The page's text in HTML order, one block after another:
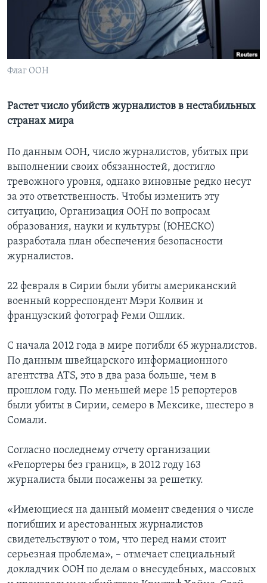
Learning English
СОЦИАЛЬНЫЕ СЕТИ
Языки
Флаг ООН
Растет число убийств журналистов в нестабильных
странах мира
По данным ООН, число журналистов, убитых при
выполнении своих обязанностей, достигло
тревожного уровня, однако виновные редко несут
за это ответственность. Чтобы изменить эту
ситуацию, Организация ООН по вопросам
образования, науки и культуры (ЮНЕСКО)
разработала план обеспечения безопасности
журналистов.
22 февраля в Сирии были убиты американский
военный корреспондент Мэри Колвин и
французский фотограф Реми Ошлик.
С начала 2012 года в мире погибли 65 журналистов.
По данным швейцарского информационного
агентства ATS, это в два раза больше, чем в
прошлом году. По меньшей мере 15 репортеров
были убиты в Сирии, семеро в Мексике, шестеро в
Сомали.
Согласно последнему отчету организации
«Репортеры без границ», в 2012 году 163
журналиста были посажены за решетку.
«Имеющиеся на данный момент сведения о числе
погибших и арестованных журналистов
свидетельствуют о том, что перед нами стоит
серьезная проблема», – отмечает специальный
докладчик ООН по делам о внесудебных, массовых